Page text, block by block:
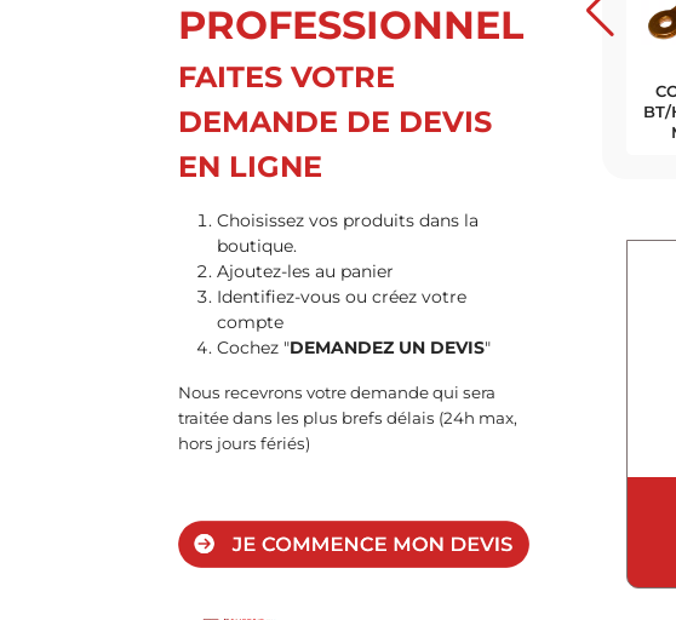
PROFESSIONNEL
FAITES VOTRE
DEMANDE DE DEVIS
EN LIGNE
Choisissez vos produits dans la
boutique.
Ajoutez-les au panier
Identifiez-vous ou créez votre
compte
Cochez "DEMANDEZ UN DEVIS"
Nous recevrons votre demande qui sera
traitée dans les plus brefs délais (24h max,
hors jours fériés)
CONNECTIONS
HAUTE TENSION
OUTILLAGES DE
MONTAGE (HTA)